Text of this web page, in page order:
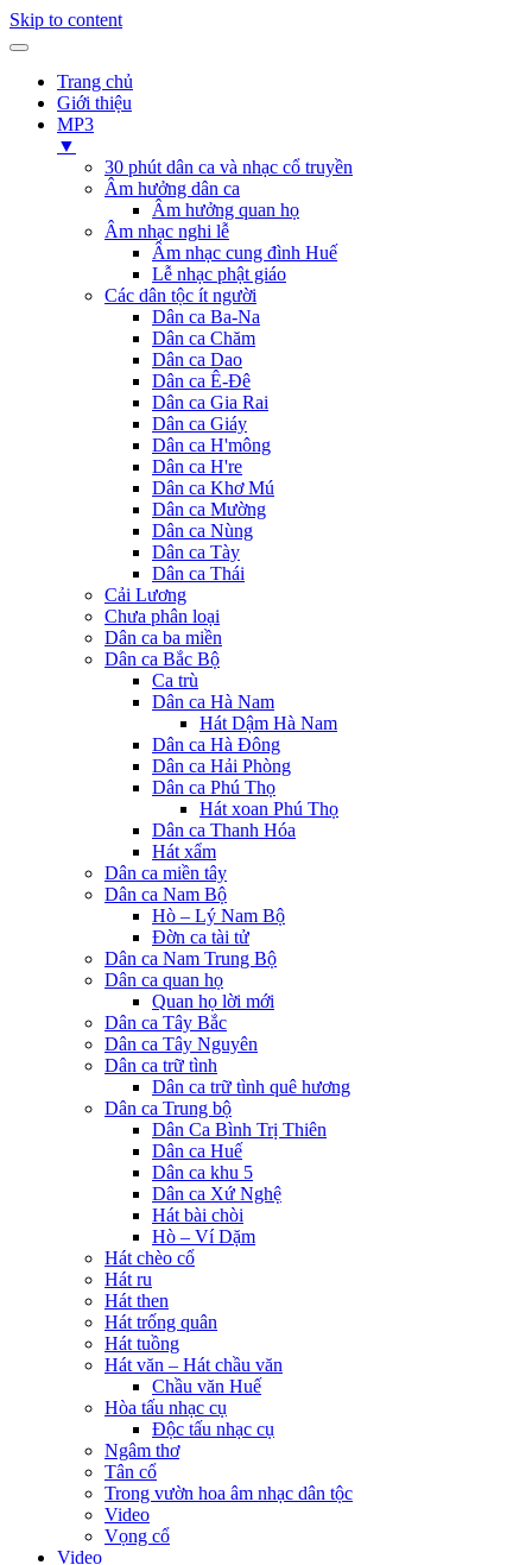
Skip to content
Trang chủ
Giới thiệu
MP3
▼
30 phút dân ca và nhạc cổ truyền
Âm hưởng dân ca
Âm hưởng quan họ
Âm nhạc nghi lễ
Âm nhạc cung đình Huế
Lễ nhạc phật giáo
Các dân tộc ít người
Dân ca Ba-Na
Dân ca Chăm
Dân ca Dao
Dân ca Ê-Đê
Dân ca Gia Rai
Dân ca Giáy
Dân ca H'mông
Dân ca H're
Dân ca Khơ Mú
Dân ca Mường
Dân ca Nùng
Dân ca Tày
Dân ca Thái
Cải Lương
Chưa phân loại
Dân ca ba miền
Dân ca Bắc Bộ
Ca trù
Dân ca Hà Nam
Hát Dậm Hà Nam
Dân ca Hà Đông
Dân ca Hải Phòng
Dân ca Phú Thọ
Hát xoan Phú Thọ
Dân ca Thanh Hóa
Hát xẩm
Dân ca miền tây
Dân ca Nam Bộ
Hò – Lý Nam Bộ
Đờn ca tài tử
Dân ca Nam Trung Bộ
Dân ca quan họ
Quan họ lời mới
Dân ca Tây Bắc
Dân ca Tây Nguyên
Dân ca trữ tình
Dân ca trữ tình quê hương
Dân ca Trung bộ
Dân Ca Bình Trị Thiên
Dân ca Huế
Dân ca khu 5
Dân ca Xứ Nghệ
Hát bài chòi
Hò – Ví Dặm
Hát chèo cổ
Hát ru
Hát then
Hát trống quân
Hát tuồng
Hát văn – Hát chầu văn
Chầu văn Huế
Hòa tấu nhạc cụ
Độc tấu nhạc cụ
Ngâm thơ
Tân cổ
Trong vườn hoa âm nhạc dân tộc
Video
Vọng cổ
Video